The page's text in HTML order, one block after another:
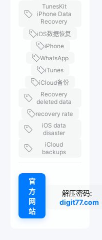
TunesKit
iPhone Data
Recovery
iOS数据恢复
iPhone
WhatsApp
iTunes
iCloud备份
Recovery
deleted data
recovery rate
iOS data
disaster
iCloud
backups
官
方
网
站
解压密码:
digit77.com